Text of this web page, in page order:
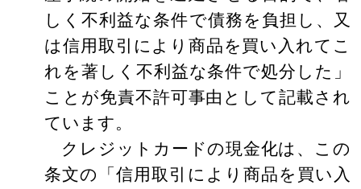
しく不利益な条件で債務を負担し、又
は信用取引により商品を買い入れてこ
れを著しく不利益な条件で処分した」
ことが免責不許可事由として記載され
ています。
クレジットカードの現金化は、この
条文の「信用取引により商品を買い入